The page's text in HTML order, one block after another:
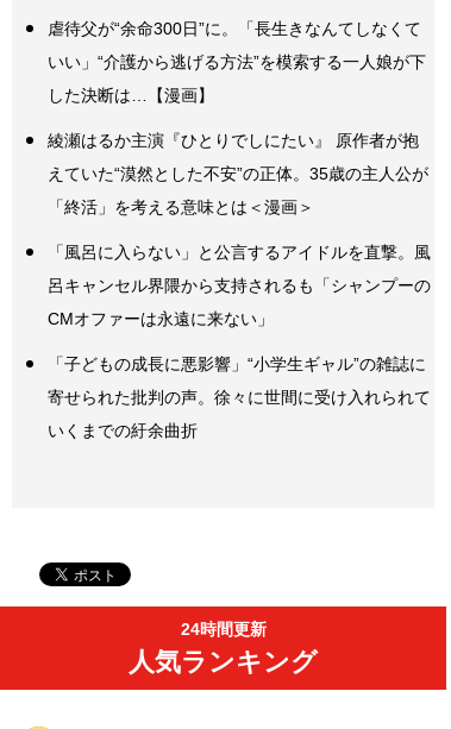
虐待父が“余命300日”に。「長生きなんてしなくて
いい」“介護から逃げる方法”を模索する一人娘が下
した決断は…【漫画】
綾瀬はるか主演『ひとりでしにたい』 原作者が抱
えていた“漠然とした不安”の正体。35歳の主人公が
「終活」を考える意味とは＜漫画＞
「風呂に入らない」と公言するアイドルを直撃。風
呂キャンセル界隈から支持されるも「シャンプーの
CMオファーは永遠に来ない」
「子どもの成長に悪影響」“小学生ギャル”の雑誌に
寄せられた批判の声。徐々に世間に受け入れられて
いくまでの紆余曲折
24時間更新
人気ランキング